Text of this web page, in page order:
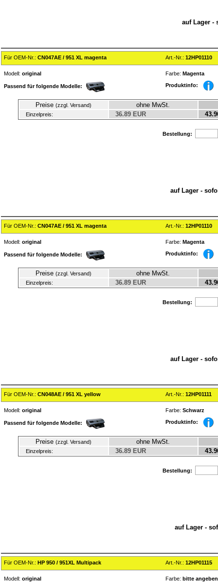
auf Lager -
Für OEM-Nr.: CN047AE / 951 XL magenta Art.-Nr.: 12HP01110
Modell: original Farbe: Magenta
Passend für folgende Modelle: Produktinfo:
Preise (zzgl. Versand) ohne MwSt.
Einzelpreis: 36.89 EUR
Bestellung:
auf Lager -
Für OEM-Nr.: CN047AE / 951 XL magenta Art.-Nr.: 12HP01110
Modell: original Farbe: Magenta
Passend für folgende Modelle: Produktinfo:
Preise (zzgl. Versand) ohne MwSt.
Einzelpreis: 36.89 EUR
Bestellung:
auf Lager -
Für OEM-Nr.: CN048AE / 951 XL yellow Art.-Nr.: 12HP01111
Modell: original Farbe: Schwarz
Passend für folgende Modelle: Produktinfo:
Preise (zzgl. Versand) ohne MwSt.
Einzelpreis: 36.89 EUR
Bestellung:
auf Lager -
Für OEM-Nr.: HP 950 / 951XL Multipack Art.-Nr.: 12HP01115
Modell: original Farbe: bitte